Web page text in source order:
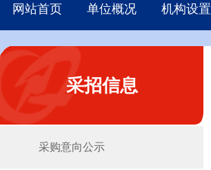
网站首页 单位概况 机构设置
采招信息
采购意向公示